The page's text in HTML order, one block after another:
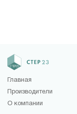
Главная
Производители
О компании